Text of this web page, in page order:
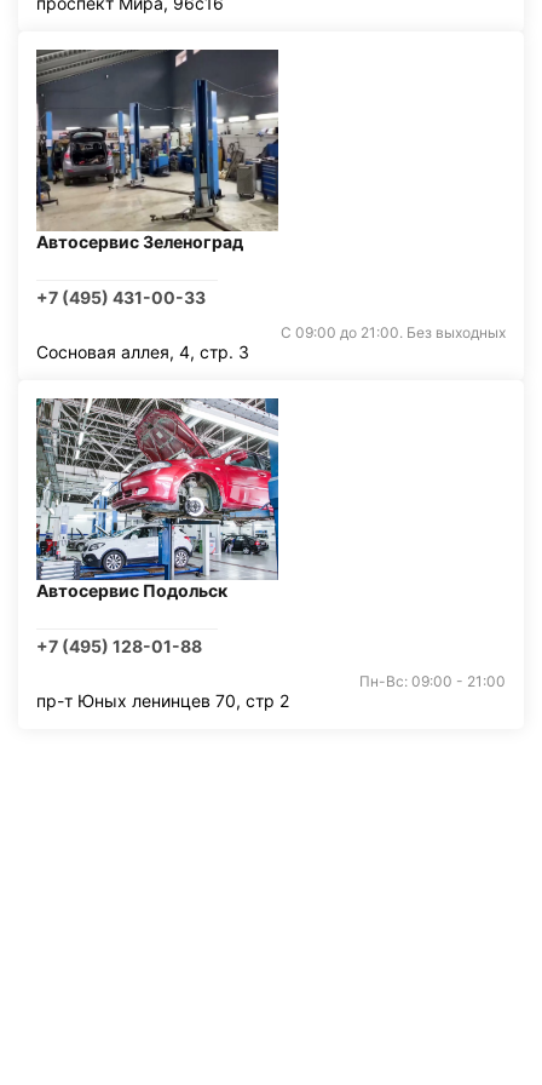
Автосервис Зеленоград
+7 (495) 431-00-33
С 09:00 до 21:00. Без выходных
Сосновая аллея, 4, стр. 3
Автосервис Подольск
+7 (495) 128-01-88
Пн-Вс: 09:00 - 21:00
пр-т Юных ленинцев 70, стр 2